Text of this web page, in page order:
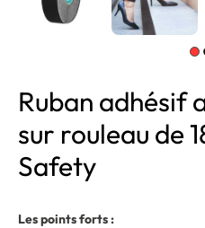
Ruban adhésif
sur rouleau de
Safety
Les points forts :